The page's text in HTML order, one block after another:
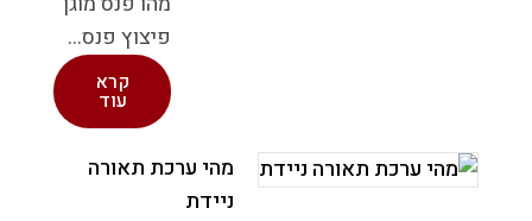
פיצוץ פנס...
קרא
עוד
מהי ערכת תאורה
ניידת